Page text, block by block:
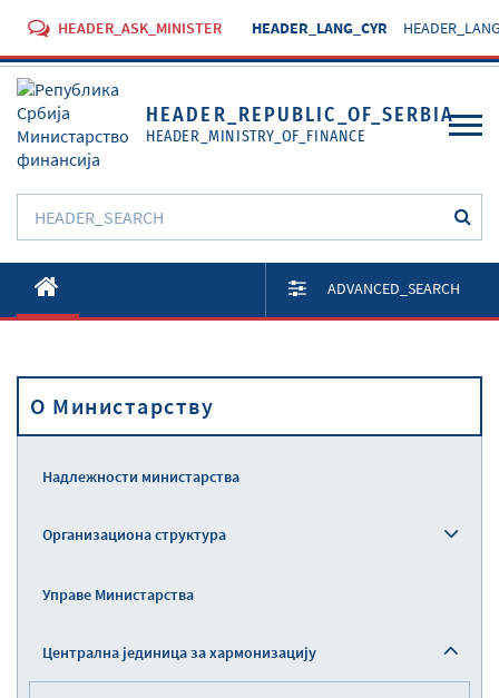
HEADER_ASK_MINISTER HEADER_LANG_CYR
HEADER_REPUBLIC_OF_SERBIA
HEADER_MINISTRY_OF_FINANCE
O Министарству
Активности
Прописи
ADVANCED_SEARCH
O Министарству
Надлежности министарства
Организациона структура
Управе Министарства
Централна јединица за хармонизацију